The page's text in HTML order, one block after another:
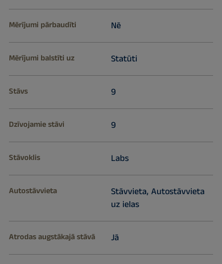
Mērījumi pārbaudīti Nē
Mērījumi balstīti uz Statūti
Stāvs 9
Dzīvojamie stāvi 9
Stāvoklis Labs
Autostāvvieta
Stāvvieta, Autostāvvieta
uz ielas
Atrodas augstākajā stāvā Jā